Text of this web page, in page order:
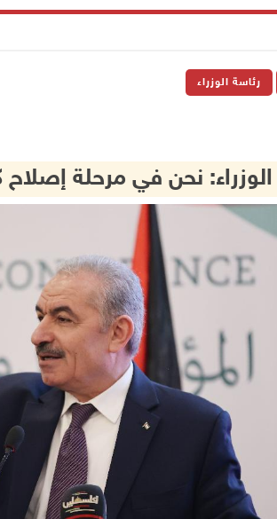
رئاسة الوزراء
نحن في مرحلة إصلاح